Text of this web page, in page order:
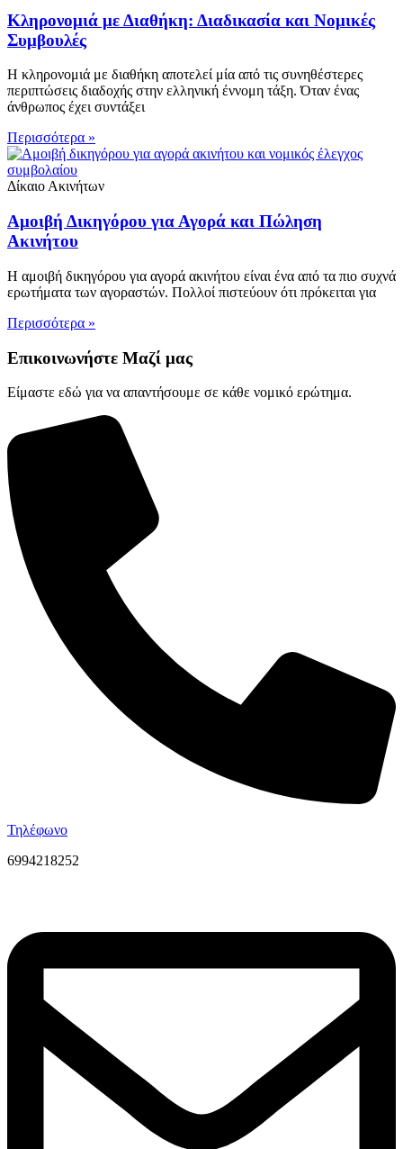
Κληρονομιά με Διαθήκη: Διαδικασία και Νομικές
Συμβουλές
Η κληρονομιά με διαθήκη αποτελεί μία από τις συνηθέστερες
περιπτώσεις διαδοχής στην ελληνική έννομη τάξη. Όταν ένας
άνθρωπος έχει συντάξει
Περισσότερα »
Δίκαιο Ακινήτων
Αμοιβή Δικηγόρου για Αγορά και Πώληση
Ακινήτου
Η αμοιβή δικηγόρου για αγορά ακινήτου είναι ένα από τα πιο συχνά
ερωτήματα των αγοραστών. Πολλοί πιστεύουν ότι πρόκειται για
Περισσότερα »
Επικοινωνήστε Μαζί μας
Είμαστε εδώ για να απαντήσουμε σε κάθε νομικό ερώτημα.
Τηλέφωνο
6994218252